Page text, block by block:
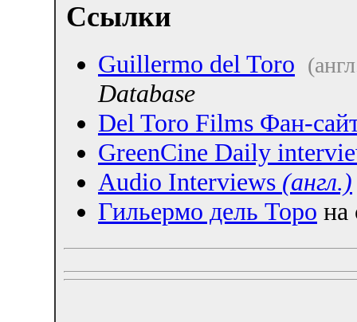
Ссылки
Guillermo del Toro
Database
Del Toro Films Фан-
GreenCine Daily
Audio Interviews (англ.)
Гильермо дель Торо на